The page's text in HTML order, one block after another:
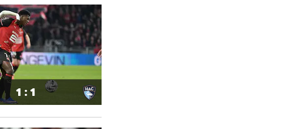
1 : 1